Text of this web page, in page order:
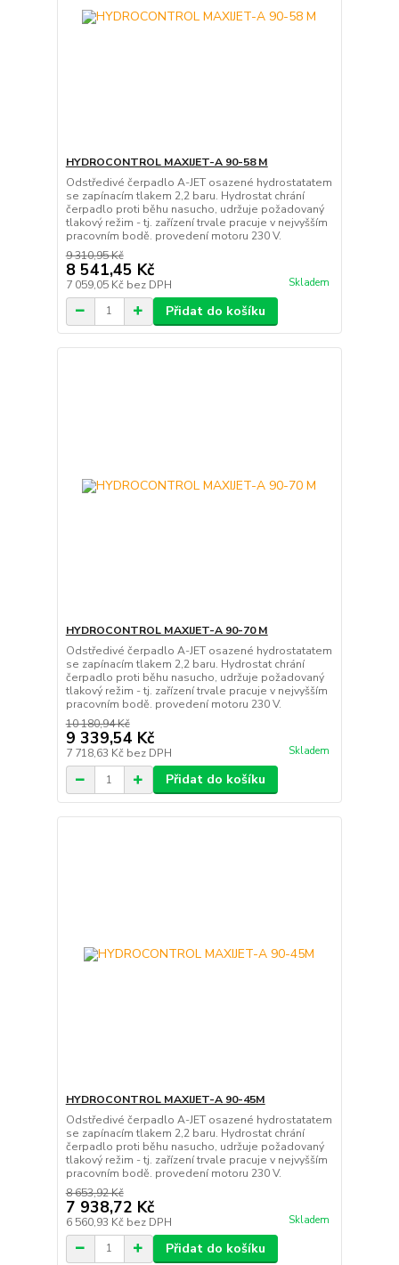
HYDROCONTROL MAXIJET-A 90-58 M
Odstředivé čerpadlo A-JET osazené hydrostatatem
se zapínacím tlakem 2,2 baru. Hydrostat chrání
čerpadlo proti běhu nasucho, udržuje požadovaný
tlakový režim - tj. zařízení trvale pracuje v nejvyšším
pracovním bodě. provedení motoru 230 V.
9 310,95 Kč
8 541,45 Kč
7 059,05 Kč bez DPH Skladem
Přidat do košíku
HYDROCONTROL MAXIJET-A 90-70 M
Odstředivé čerpadlo A-JET osazené hydrostatatem
se zapínacím tlakem 2,2 baru. Hydrostat chrání
čerpadlo proti běhu nasucho, udržuje požadovaný
tlakový režim - tj. zařízení trvale pracuje v nejvyšším
pracovním bodě. provedení motoru 230 V.
10 180,94 Kč
9 339,54 Kč
7 718,63 Kč bez DPH Skladem
Přidat do košíku
HYDROCONTROL MAXIJET-A 90-45M
Odstředivé čerpadlo A-JET osazené hydrostatatem
se zapínacím tlakem 2,2 baru. Hydrostat chrání
čerpadlo proti běhu nasucho, udržuje požadovaný
tlakový režim - tj. zařízení trvale pracuje v nejvyšším
pracovním bodě. provedení motoru 230 V.
8 653,92 Kč
7 938,72 Kč
6 560,93 Kč bez DPH Skladem
Přidat do košíku